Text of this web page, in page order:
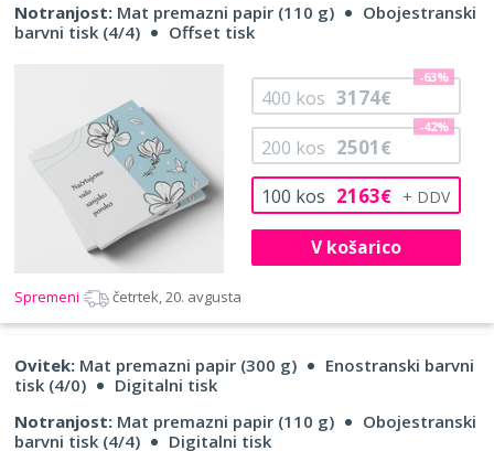
Notranjost: Mat premazni papir (110 g)
Obojestranski
barvni tisk (4/4)
Offset tisk
100 kos 2163€
200 kos 2501€
-42%
400 kos 3174€
-63%
V košarico
Spremeni četrtek, 20. avgusta
Ovitek: Mat premazni papir (300 g)
Enostranski barvni
tisk (4/0)
Digitalni tisk
Notranjost: Mat premazni papir (110 g)
Obojestranski
barvni tisk (4/4)
Digitalni tisk